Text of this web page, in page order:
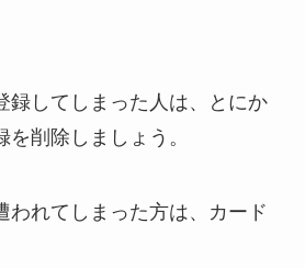
録してしまった人は、とにか
を削除しましょう。
われてしまった方は、カード